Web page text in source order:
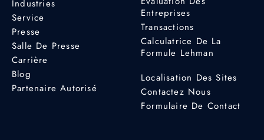
Industries
Service
Presse
Salle De Presse
Carrière
Blog
Partenaire Autorisé
Entreprises
Transactions
Calculatrice De La
Formule Lehman
Localisation Des Sites
Contactez Nous
Formulaire De Contact